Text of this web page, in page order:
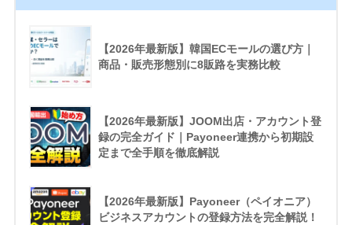
【2026年最新版】韓国ECモールの選び方｜
商品・販売形態別に8販路を実務比較
【2026年最新版】JOOM出店・アカウント登
録の完全ガイド｜Payoneer連携から初期設
定まで全手順を徹底解説
【2026年最新版】Payoneer（ペイオニア）
ビジネスアカウントの登録方法を完全解説！